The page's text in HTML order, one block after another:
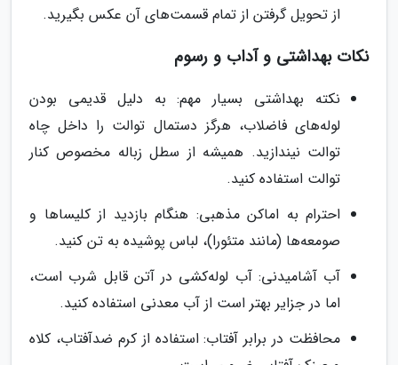
از تحویل گرفتن از تمام قسمت‌های آن عکس بگیرید.
نکات بهداشتی و آداب و رسوم
نکته بهداشتی بسیار مهم: به دلیل قدیمی بودن
لوله‌های فاضلاب، هرگز دستمال توالت را داخل چاه
توالت نیندازید. همیشه از سطل زباله مخصوص کنار
توالت استفاده کنید.
احترام به اماکن مذهبی: هنگام بازدید از کلیساها و
صومعه‌ها (مانند متئورا)، لباس پوشیده به تن کنید.
آب آشامیدنی: آب لوله‌کشی در آتن قابل شرب است،
اما در جزایر بهتر است از آب معدنی استفاده کنید.
محافظت در برابر آفتاب: استفاده از کرم ضدآفتاب، کلاه